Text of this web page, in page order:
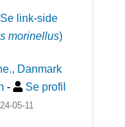
Se link-side
morinellus)
, Danmark
- Se profil
05-11